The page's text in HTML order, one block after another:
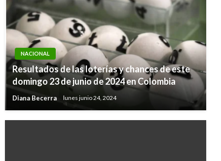
NACIONAL
Resultados de las loterías y chances de este
domingo 23 de junio de 2024 en Colombia
Diana Becerra lunes junio 24, 2024